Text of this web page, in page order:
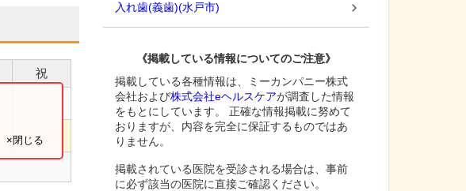
祝
×閉じる
入れ歯(義歯)(水戸市)
《掲載している情報についてのご注意》
掲載している各種情報は、ミーカンパニー株式
会社および株式会社eヘルスケアが調査した情報
をもとにしています。 正確な情報掲載に努めて
おりますが、内容を完全に保証するものではあ
りません。
掲載されている医院を受診される場合は、事前
に必ず該当の医院に直接ご確認ください。